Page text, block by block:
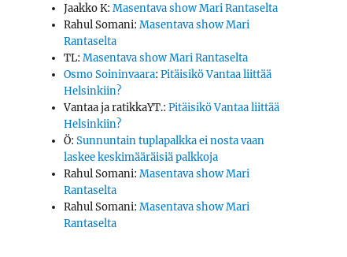
Jaakko K:Masentava show Mari Rantaselta
Rahul Somani:Masentava show Mari
Rantaselta
TL:Masentava show Mari Rantaselta
Osmo Soininvaara:Pitäisikö Vantaa liittää
Helsinkiin?
Vantaa ja ratikkaYT.:Pitäisikö Vantaa liittää
Helsinkiin?
Ö:Sunnuntain tuplapalkka ei nosta vaan
laskee keskimääräisiä palkkoja
Rahul Somani:Masentava show Mari
Rantaselta
Rahul Somani:Masentava show Mari
Rantaselta